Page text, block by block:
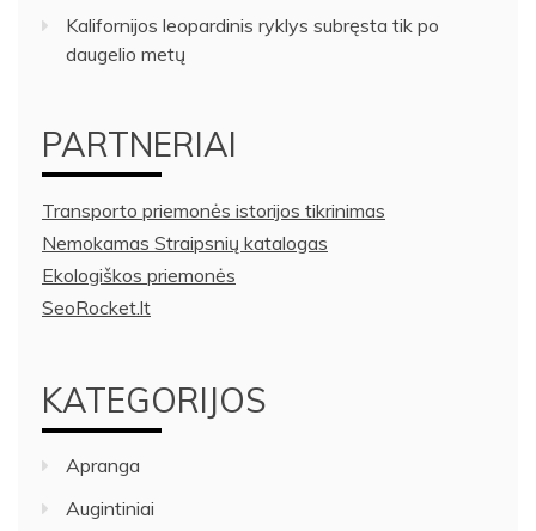
Kalifornijos leopardinis ryklys subręsta tik po
daugelio metų
PARTNERIAI
Transporto priemonės istorijos tikrinimas
Nemokamas Straipsnių katalogas
Ekologiškos priemonės
SeoRocket.lt
KATEGORIJOS
Apranga
Augintiniai